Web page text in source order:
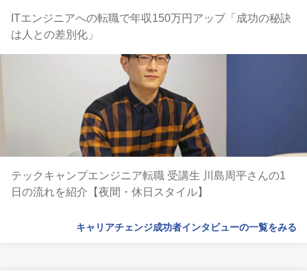
ITエンジニアへの転職で年収150万円アップ「成功の秘訣
は人との差別化」
テックキャンプエンジニア転職 受講生 川島周平さんの1
日の流れを紹介【夜間・休日スタイル】
キャリアチェンジ成功者インタビューの一覧をみる